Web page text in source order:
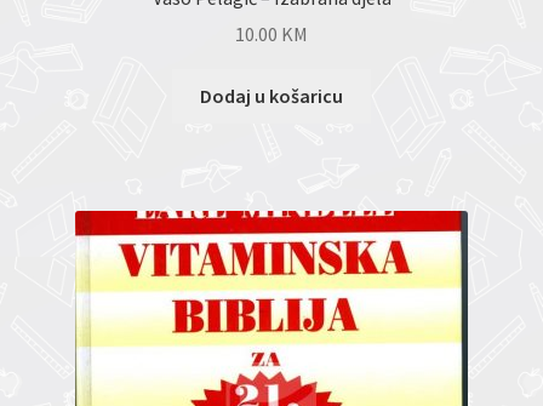
10.00 KM
Dodaj u košaricu